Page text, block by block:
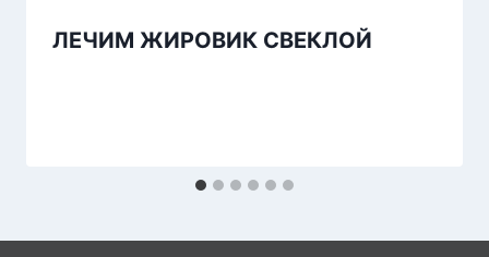
ЛЕЧИМ ЖИРОВИК СВЕКЛОЙ